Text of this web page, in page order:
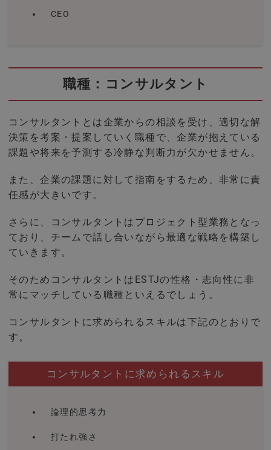
CEO
職種：コンサルタント
コンサルタントとは企業からの相談を受け、適切な解
決策を考案・提案していく職種で、企業が抱えている
課題や将来を予測する冷静な判断力が欠かせません。
また、企業の課題に対して指南をするため、非常に責
任感が大きいです。
さらに、コンサルタントはプロジェクト型業務となっ
ており、チームで話し合いながら最適な戦略を構築し
ていきます。
そのためコンサルタントはESTJの性格・志向性に非
常にマッチしている職種といえるでしょう。
コンサルタントに求められるスキルは下記のとおりで
す。
コンサルタントに求められるスキル
論理的思考力
打たれ強さ